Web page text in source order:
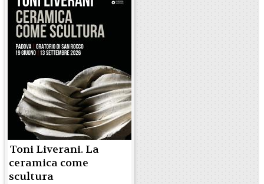
Toni Liverani. La
ceramica come
scultura